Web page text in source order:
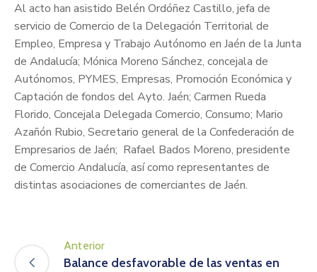
Al acto han asistido Belén Ordóñez Castillo, jefa de
servicio de Comercio de la Delegación Territorial de
Empleo, Empresa y Trabajo Autónomo en Jaén de la Junta
de Andalucía; Mónica Moreno Sánchez, concejala de
Autónomos, PYMES, Empresas, Promoción Económica y
Captación de fondos del Ayto. Jaén; Carmen Rueda
Florido, Concejala Delegada Comercio, Consumo; Mario
Azañón Rubio, Secretario general de la Confederación de
Empresarios de Jaén; Rafael Bados Moreno, presidente
de Comercio Andalucía, así como representantes de
distintas asociaciones de comerciantes de Jaén.
Anterior
Balance desfavorable de las ventas en